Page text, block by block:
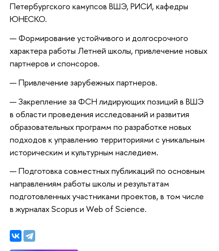
Петербургского камупсов ВШЭ, РИСИ, кафедры
ЮНЕСКО.
Формирование устойчивого и долгосрочного
характера работы Летней школы, привлечение новых
партнеров и спонсоров.
Привлечение зарубежных партнеров.
Закрепление за ФСН лидирующих позиций в ВШЭ
в области проведения исследований и развития
образовательных программ по разработке новых
подходов к управлению территориями с уникальным
историческим и культурным наследием.
Подготовка совместных публикаций по основным
направлениям работы школы и результатам
подготовленных участниками проектов, в том числе
в журналах Scopus и Web of Science.